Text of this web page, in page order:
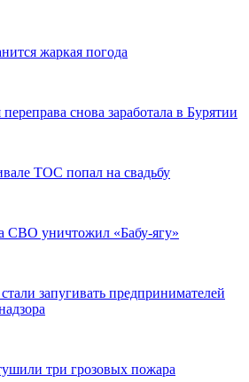
жаркая погода
снова заработала в Бурятии
ТОС попал на свадьбу
СВО уничтожил «Бабу-ягу»
запугивать предпринимателей
три грозовых пожара